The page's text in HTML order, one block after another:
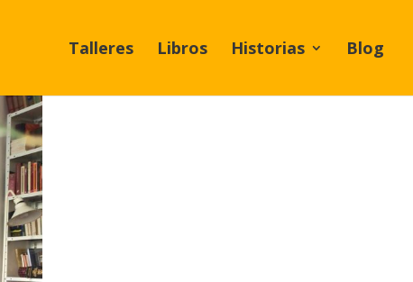
Talleres Libros Historias Blog